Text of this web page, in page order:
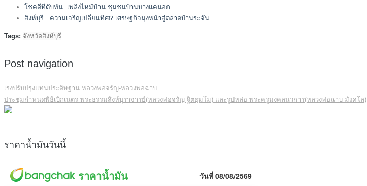
โชคดีที่ดับทัน..เพลิงไหม้บ้าน ชุมชนบ้านบางแคนอก
สิงห์บุรี : ความเจริญเปลี่ยนทิศ⁉ เศรษฐกิจมุ่งหน้าสู่ตลาดบ้านระจัน
Tags: จังหวัดสิงห์บุรี
Post navigation
เร่งปรับปรุงแท่นประดิษฐาน หลวงพ่อจรัญ-หลวงพ่อฉาบ
ประชุมกำหนดพิธีเบิกเนตร พระธรรมสิงห์บุราจารย์(หลวงพ่อจรัญ ฐิตธฺมโม) และรูปหล่อ พระครูมงคลนวการ(หลวงพ่อฉาบ มังคโล)
ราคาน้ำมันวันนี้